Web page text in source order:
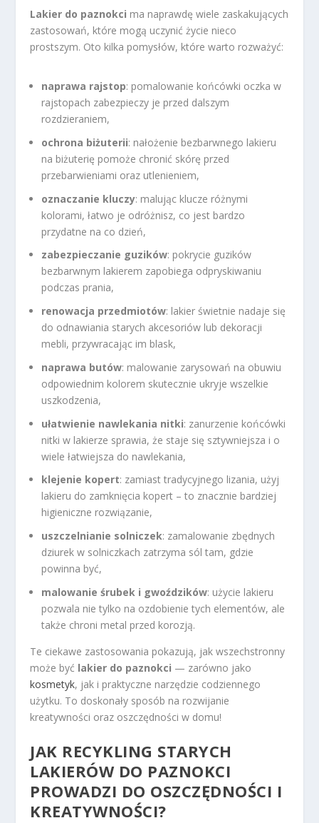
Lakier do paznokci ma naprawdę wiele zaskakujących
zastosowań, które mogą uczynić życie nieco
prostszym. Oto kilka pomysłów, które warto rozważyć:
naprawa rajstop: pomalowanie końcówki oczka w
rajstopach zabezpieczy je przed dalszym
rozdzieraniem,
ochrona biżuterii: nałożenie bezbarwnego lakieru
na biżuterię pomoże chronić skórę przed
przebarwieniami oraz utlenieniem,
oznaczanie kluczy: malując klucze różnymi
kolorami, łatwo je odróżnisz, co jest bardzo
przydatne na co dzień,
zabezpieczanie guzików: pokrycie guzików
bezbarwnym lakierem zapobiega odpryskiwaniu
podczas prania,
renowacja przedmiotów: lakier świetnie nadaje się
do odnawiania starych akcesoriów lub dekoracji
mebli, przywracając im blask,
naprawa butów: malowanie zarysowań na obuwiu
odpowiednim kolorem skutecznie ukryje wszelkie
uszkodzenia,
ułatwienie nawlekania nitki: zanurzenie końcówki
nitki w lakierze sprawia, że staje się sztywniejsza i o
wiele łatwiejsza do nawlekania,
klejenie kopert: zamiast tradycyjnego lizania, użyj
lakieru do zamknięcia kopert – to znacznie bardziej
higieniczne rozwiązanie,
uszczelnianie solniczek: zamalowanie zbędnych
dziurek w solniczkach zatrzyma sól tam, gdzie
powinna być,
malowanie śrubek i gwoździków: użycie lakieru
pozwala nie tylko na ozdobienie tych elementów, ale
także chroni metal przed korozją.
Te ciekawe zastosowania pokazują, jak wszechstronny
może być lakier do paznokci — zarówno jako
kosmetyk, jak i praktyczne narzędzie codziennego
użytku. To doskonały sposób na rozwijanie
kreatywności oraz oszczędności w domu!
JAK RECYKLING STARYCH
LAKIERÓW DO PAZNOKCI
PROWADZI DO OSZCZĘDNOŚCI I
KREATYWNOŚCI?